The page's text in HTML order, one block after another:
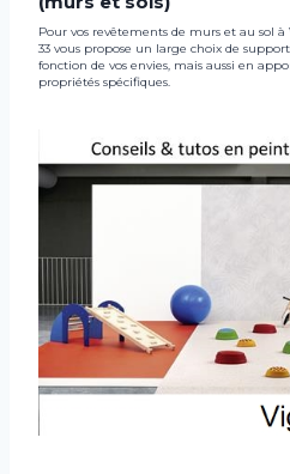
Pour vos revêtements de murs et au sol
33 vous propose un large choix de
fonction de vos envies, mais aussi en
propriétés spécifiques.